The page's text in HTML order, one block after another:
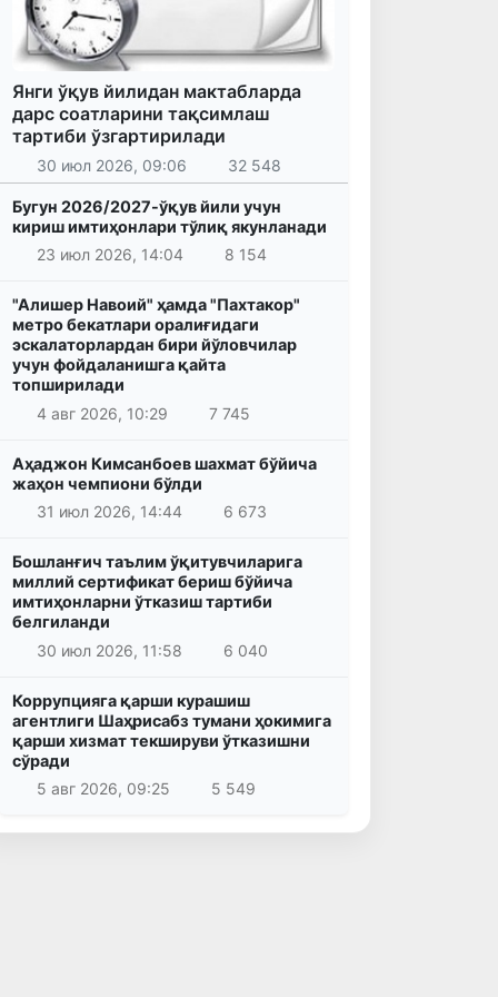
Янги ўқув йилидан мактабларда
дарс соатларини тақсимлаш
тартиби ўзгартирилади
30 июл 2026, 09:06 32 548
Бугун 2026/2027-ўқув йили учун
кириш имтиҳонлари тўлиқ якунланади
23 июл 2026, 14:04
8 154
"Алишер Навоий" ҳамда "Пахтакор"
метро бекатлари оралиғидаги
эскалаторлардан бири йўловчилар
учун фойдаланишга қайта
топширилади
4 авг 2026, 10:29
7 745
Аҳаджон Кимсанбоев шахмат бўйича
жаҳон чемпиони бўлди
31 июл 2026, 14:44
6 673
Бошланғич таълим ўқитувчиларига
миллий сертификат бериш бўйича
имтиҳонларни ўтказиш тартиби
белгиланди
30 июл 2026, 11:58
6 040
Коррупцияга қарши курашиш
агентлиги Шаҳрисабз тумани ҳокимига
қарши хизмат текшируви ўтказишни
сўради
5 авг 2026, 09:25
5 549